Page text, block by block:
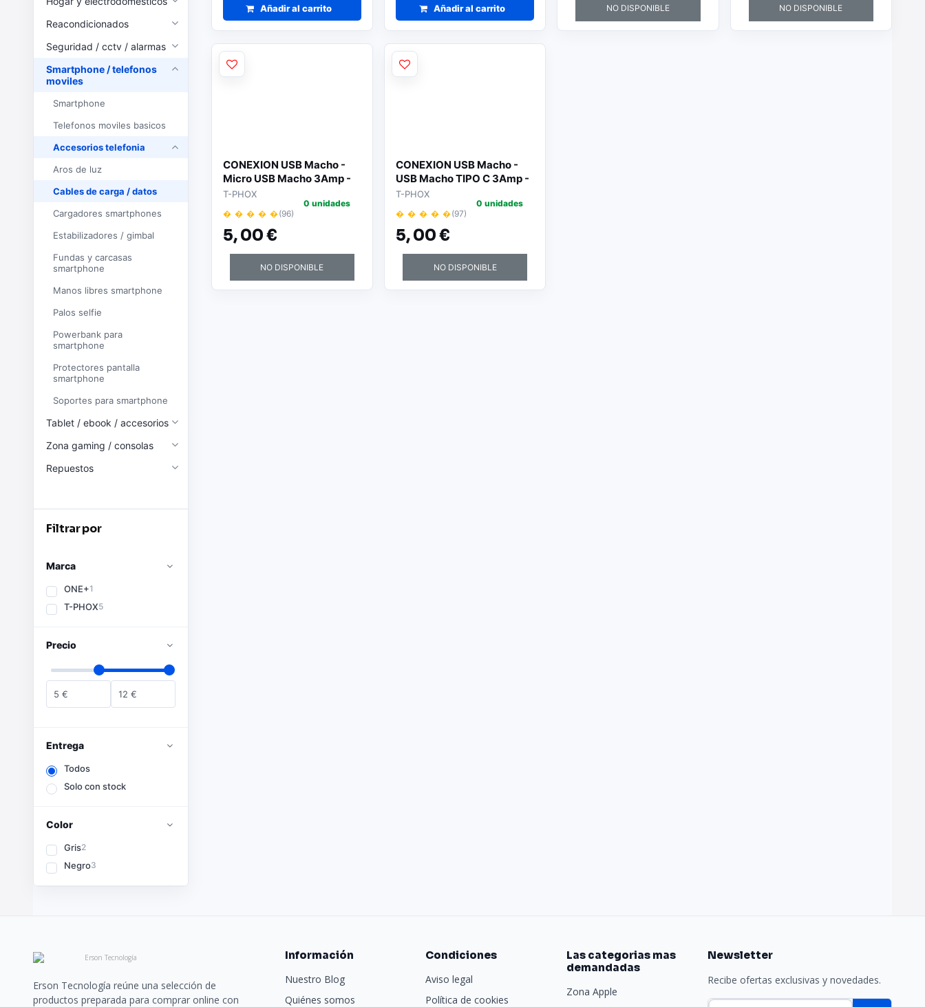
Reacondicionados
Seguridad / cctv / alarmas
Smartphone / telefonos
moviles
Smartphone
Telefonos moviles basicos
Accesorios telefonia
Aros de luz
Cables de carga / datos
Cargadores smartphones
Estabilizadores / gimbal
Fundas y carcasas
smartphone
Manos libres smartphone
Palos selfie
Powerbank para
smartphone
Protectores pantalla
smartphone
Soportes para smartphone
Tablet / ebook / accesorios
Zona gaming / consolas
Repuestos
Filtrar por
Marca
ONE+1
T-PHOX5
Precio
5 € 12 €
Entrega
Todos
Solo con stock
Color
Gris2
Negro3
Añadir al carrito Añadir al carrito NO DISPONIBLE NO DISPONIBLE
CONEXION USB Macho -
Micro USB Macho 3Amp -
1.2Mtr
T-PHOX
� � � � �(96)
5,00 €
0 unidades
NO DISPONIBLE
CONEXION USB Macho -
USB Macho TIPO C 3Amp -
1.2Mtr
T-PHOX
� � � � �(97)
5,00 €
0 unidades
NO DISPONIBLE
Erson Tecnología reúne una selección de
productos preparada para comprar online con
Información
Nuestro Blog
Quiénes somos
Condiciones
Aviso legal
Política de cookies
Las categorias mas
demandadas
Zona Apple
Newsletter
Recibe ofertas exclusivas y novedades.